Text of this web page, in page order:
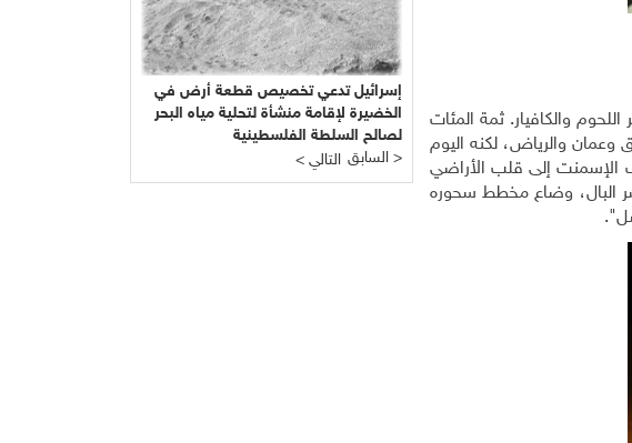
والكافيار. ثمة المئات
والرياض، لكنه اليوم
الإسمنت إلى قلب الأراضي
البال، وضاع مخطط سحوره
.
إسرائيل تدعي تخصيص قطعة أرض في
الخضيرة لإقامة منشأة لتحلية مياه البحر
لصالح السلطة الفلسطينية
< التالي
السابق >